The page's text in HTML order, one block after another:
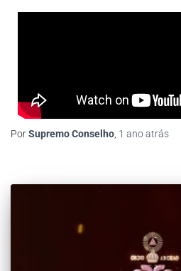
PorSupremo Conselho 1 anoatrás